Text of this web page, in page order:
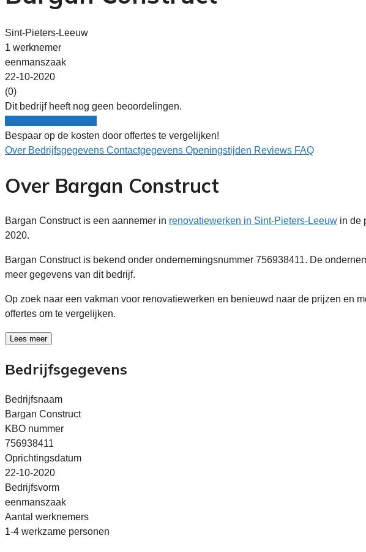
Sint-Pieters-Leeuw
1 werknemer
eenmanszaak
22-10-2020
(0)
Dit bedrijf heeft nog geen beoordelingen.
Bespaar op de kosten door offertes te vergelijken!
Over Bedrijfsgegevens Contactgegevens Openingstijden Reviews FAQ
Over Bargan Construct
Bargan Construct is een aannemer in renovatiewerken in Sint-Pieters-Leeuw in de
2020.
Bargan Construct is bekend onder ondernemingsnummer 756938411. De
meer gegevens van dit bedrijf.
Op zoek naar een vakman voor renovatiewerken en benieuwd naar de prijzen en
offertes om te vergelijken.
Lees meer
Bedrijfsgegevens
Bedrijfsnaam
Bargan Construct
KBO nummer
756938411
Oprichtingsdatum
22-10-2020
Bedrijfsvorm
eenmanszaak
Aantal werknemers
1-4 werkzame personen